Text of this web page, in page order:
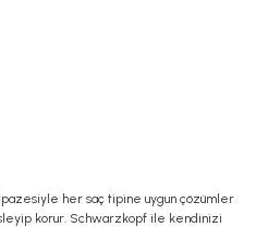
her saç tipine uygun çözümler
korur. Schwarzkopf ile kendinizi